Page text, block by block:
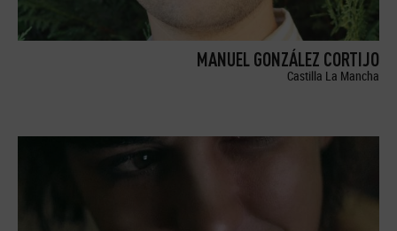
MANUEL GONZÁLEZ CORTIJO
Castilla La Mancha